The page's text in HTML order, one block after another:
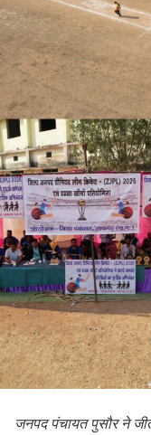
जनपद पंचायत पुसौर ने